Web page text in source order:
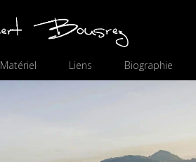
Matériel Liens Biographie